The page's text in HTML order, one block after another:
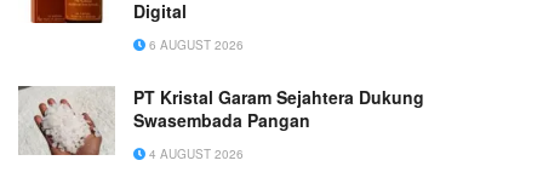
Digital
6 AUGUST 2026
PT Kristal Garam Sejahtera Dukung
Swasembada Pangan
4 AUGUST 2026